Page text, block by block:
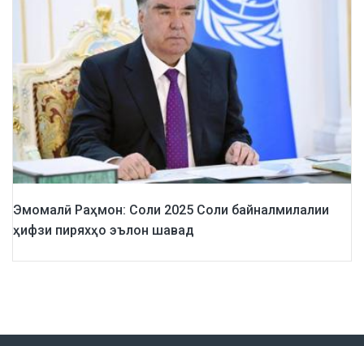
Эмомалӣ Раҳмон: Соли 2025 Соли байналмилалии
ҳифзи пиряхҳо эълон шавад